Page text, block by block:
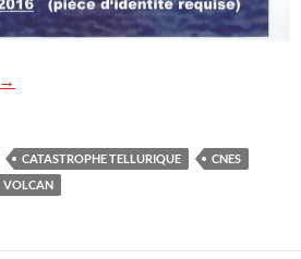
« Les catastrophes telluriques »
→
CATASTROPHE TELLURIQUE
CNES
VOLCAN